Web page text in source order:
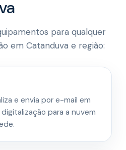
para qualquer
em Catanduva e região:
e envia por e-mail em
para a nuvem